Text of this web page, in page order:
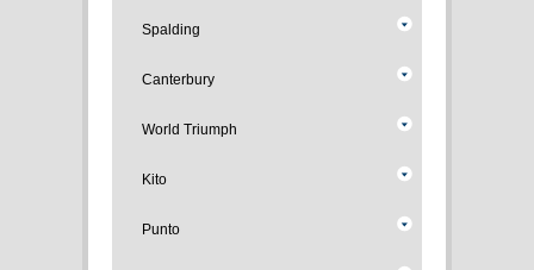
Spalding
Canterbury
World Triumph
Kito
Punto